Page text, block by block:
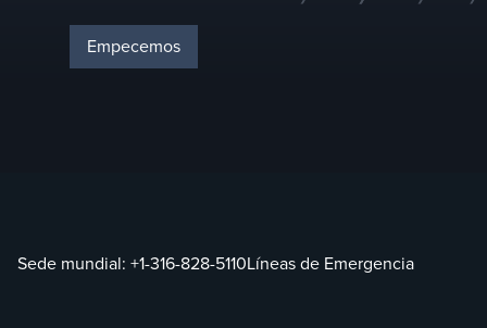
Empecemos
Sede mundial: +1-316-828-5110Líneas de Emergencia